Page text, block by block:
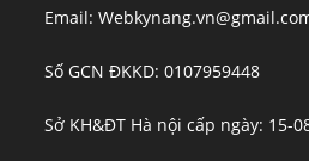
Email:
Số GCN ĐKKD: 0107959448
Sở KH&ĐT Hà nội cấp ngày: 15-